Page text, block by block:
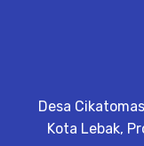
Desa
Kota Lebak,